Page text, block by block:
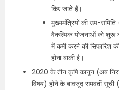
किए जाते हैं।
मुख्यमंत्रियों की उप-समिति
वैकल्पिक योजनाओं को शुरू
में कमी करने की सिफारिश
होना बाकी है।
2020 के तीन कृषि कानून (अब
विषय) होने के बावजूद समवर्ती सूची (